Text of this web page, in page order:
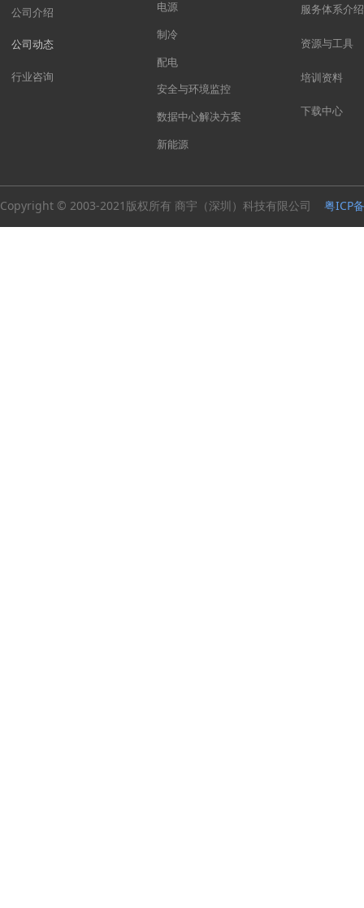
公司介绍
公司动态
行业咨询
电源
制冷
配电
安全与环境监控
数据中心解决方案
新能源
服务体系介绍
资源与工具
培训资料
下载中心
Copyright © 2003-2021版权所有 商宇（深圳）科技有限公司 粤ICP